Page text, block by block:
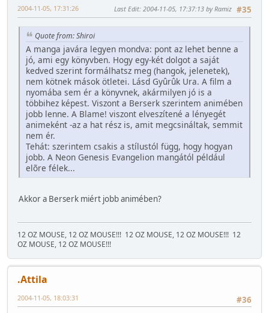
#35
2004-11-05, 17:31:26 Last Edit: 2004-11-05, 17:37:13 by Ramiz
Quote from: Shiroi
A manga javára legyen mondva: pont az lehet benne a
jó, ami egy könyvben. Hogy egy-két dolgot a saját
kedved szerint formálhatsz meg (hangok, jelenetek),
nem kötnek mások ötletei. Lásd Gyûrûk Ura. A film a
nyomába sem ér a könyvnek, akármilyen jó is a
többihez képest. Viszont a Berserk szerintem animében
jobb lenne. A Blame! viszont elveszítené a lényegét
animeként -az a hat rész is, amit megcsináltak, semmit
nem ér.
Tehát: szerintem csakis a stílustól függ, hogy hogyan
jobb. A Neon Genesis Evangelion mangától például
elõre félek...
Akkor a Berserk miért jobb animében?
12 OZ MOUSE, 12 OZ MOUSE!!! 12 OZ MOUSE, 12 OZ MOUSE!!! 12
OZ MOUSE, 12 OZ MOUSE!!!
.Attila
#36
2004-11-05, 18:03:31